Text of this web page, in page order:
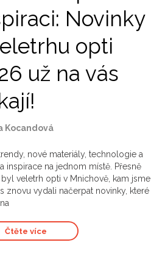
Novinky
opti
už na vás
Kocandová
nové materiály, technologie a
inspirace na jednom místě. Přesně
veletrh opti v Mnichově, kam jsme
znovu vydali načerpat novinky, které
Čtěte více